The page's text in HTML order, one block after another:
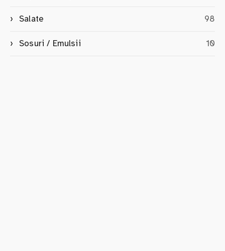
Salate 98
Sosuri / Emulsii 10